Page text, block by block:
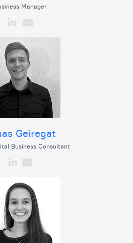
Manager
Geiregat
Business Consultant